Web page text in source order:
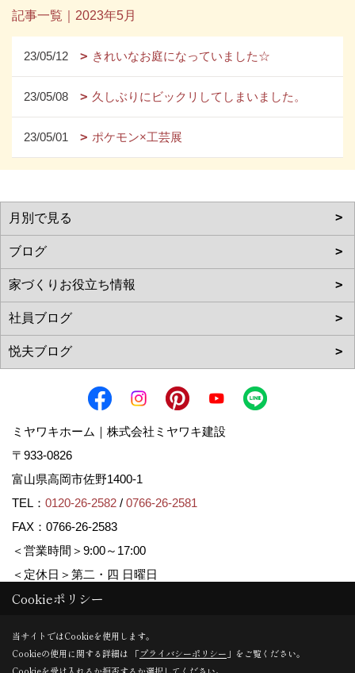
記事一覧｜2023年5月
23/05/12 きれいなお庭になっていました☆
23/05/08 久しぶりにビックリしてしまいました。
23/05/01 ポケモン×工芸展
ミヤワキホーム｜株式会社ミヤワキ建設
〒933-0826
富山県高岡市佐野1400-1
TEL： 0120-26-2582 / 0766-26-2581
FAX：0766-26-2583
＜営業時間＞9:00～17:00
＜定休日＞第二・四 日曜日
Copyright (c) MIYAWAKI HOME. All Rights Reserved.
Produced byゴデスクリエイト
Cookieポリシー
当サイトではCookieを使用します。
Cookieの使用に関する詳細は 「プライバシーポリシー 」をご覧ください。